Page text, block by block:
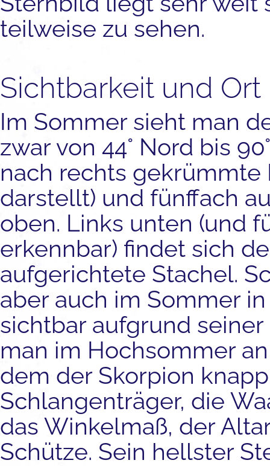
teilweise zu sehen.
Sichtbarkeit und Ort
Im Sommer sieht man
zwar von 44° Nord bis
nach rechts gekrümmte
darstellt) und fünffach
oben. Links unten (und
erkennbar) findet sich
aufgerichtete Stachel.
aber auch im Sommer
sichtbar aufgrund
man im Hochsommer
dem der Skorpion
Schlangenträger, die
das Winkelmaß, der
Schütze. Sein hellster